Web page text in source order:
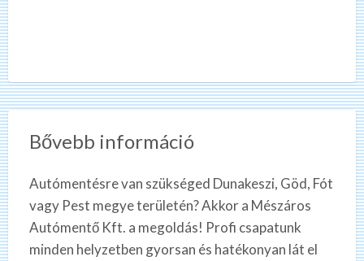
Bővebb információ
Autómentésre van szükséged Dunakeszi, Göd, Fót
vagy Pest megye területén? Akkor a Mészáros
Autómentő Kft. a megoldás! Profi csapatunk
minden helyzetben gyorsan és hatékonyan lát el